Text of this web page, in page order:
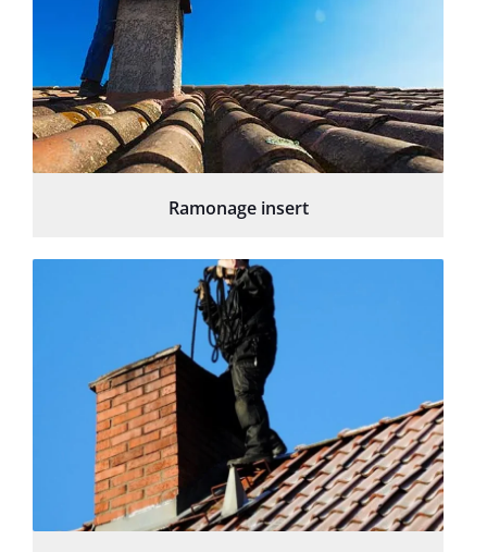
Ramonage insert